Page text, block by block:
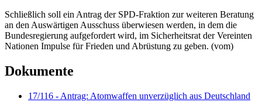
Schließlich soll ein Antrag der SPD-Fraktion zur weiteren Beratung
an den Auswärtigen Ausschuss überwiesen werden, in dem die
Bundesregierung aufgefordert wird, im Sicherheitsrat der Vereinten
Nationen Impulse für Frieden und Abrüstung zu geben. (vom)
Dokumente
17/116 - Antrag: Atomwaffen unverzüglich aus Deutschland